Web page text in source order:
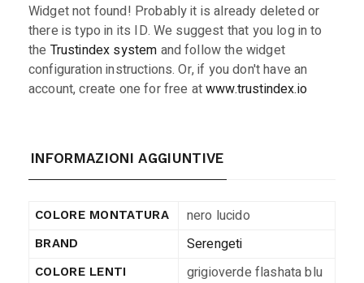
Widget not found! Probably it is already deleted or
there is typo in its ID. We suggest that you log in to
the Trustindex system and follow the widget
configuration instructions. Or, if you don't have an
account, create one for free atwww.trustindex.io
INFORMAZIONI AGGIUNTIVE
COLORE MONTATURA nero lucido
BRAND Serengeti
COLORE LENTI grigioverde flashata blu